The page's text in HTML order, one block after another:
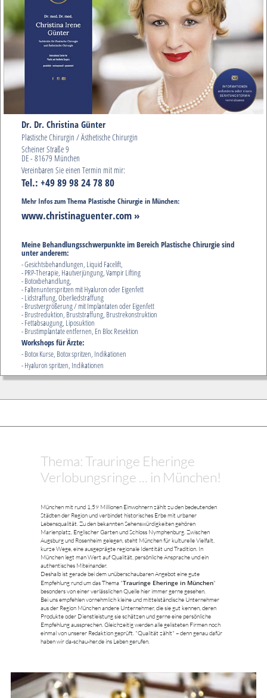
Dr. Dr. Christina Günter
Plastische Chirurgin / Ästhetische Chirurgin
Scheiner Straße 9
DE - 81679 München
Vereinbaren Sie einen Termin mit mir:
Tel.: +49 89 98 24 78 80
Mehr Infos zum Thema Plastische Chirurgie in München:
www.christinaguenter.com »
Meine Behandlungsschwerpunkte im Bereich Plastische Chirurgie sind
unter anderem:
- Gesichtsbehandlungen, Liquid Facelift,
- PRP-Therapie, Hautverjüngung, Vampir Lifting
- Botoxbehandlung,
- Faltenunterspritzen mit Hyaluron oder Eigenfett
- Lidstraffung, Oberliedstraffung
- Brustvergrößerung / mit Implantaten oder Eigenfett
- Brustreduktion, Bruststraffung, Brustrekonstruktion
- Fettabsaugung, Liposuktion
- Brustimplantate entfernen, En Bloc Resektion
Workshops für Ärzte:
- Botox Kurse, Botox spritzen, Indikationen
- Hyaluron spritzen, Indikationen
Thema: Trauringe Eheringe
Verlobungsringe ... in München!
München mit rund 1,59 Millionen Einwohnern zählt zu den bedeutenden
Städten der Region und verbindet historisches Erbe mit urbaner
Lebensqualität. Zu den bekannten Sehenswürdigkeiten gehören
Marienplatz, Englischer Garten und Schloss Nymphenburg. Zwischen
Augsburg und Rosenheim gelegen, steht München für kulturelle Vielfalt,
kurze Wege, eine ausgeprägte regionale Identität und Tradition. In
München legt man Wert auf Qualität, persönliche Ansprache und ein
authentisches Miteinander.
Deshalb ist gerade bei dem unüberschaubaren Angebot eine gute
Empfehlung rund um das Thema "Trauringe Eheringe in München"
besonders von einer verlässlichen Quelle hier immer gerne gesehen.
Bei uns empfehlen vornehmlich kleine und mittelständische Unternehmer
aus der Region München andere Unternehmer, die sie gut kennen, deren
Produkte oder Dienstleistung sie schätzen und gerne eine persönliche
Empfehlung aussprechen. Gleichzeitig werden alle gelisteten Firmen noch
einmal von unserer Redaktion geprüft. "Qualität zählt" – denn genau dafür
haben wir da-schau-her.de ins Leben gerufen.